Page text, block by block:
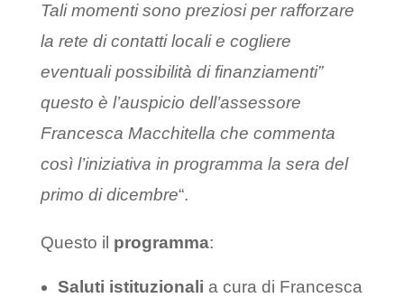
Tali momenti sono preziosi per rafforzare
la rete di contatti locali e cogliere
eventuali possibilità di finanziamenti”
questo è l’auspicio dell’assessore
Francesca Macchitella che commenta
così l’iniziativa in programma la sera del
primo di dicembre“.
Questo il programma:
Saluti istituzionali a cura di Francesca